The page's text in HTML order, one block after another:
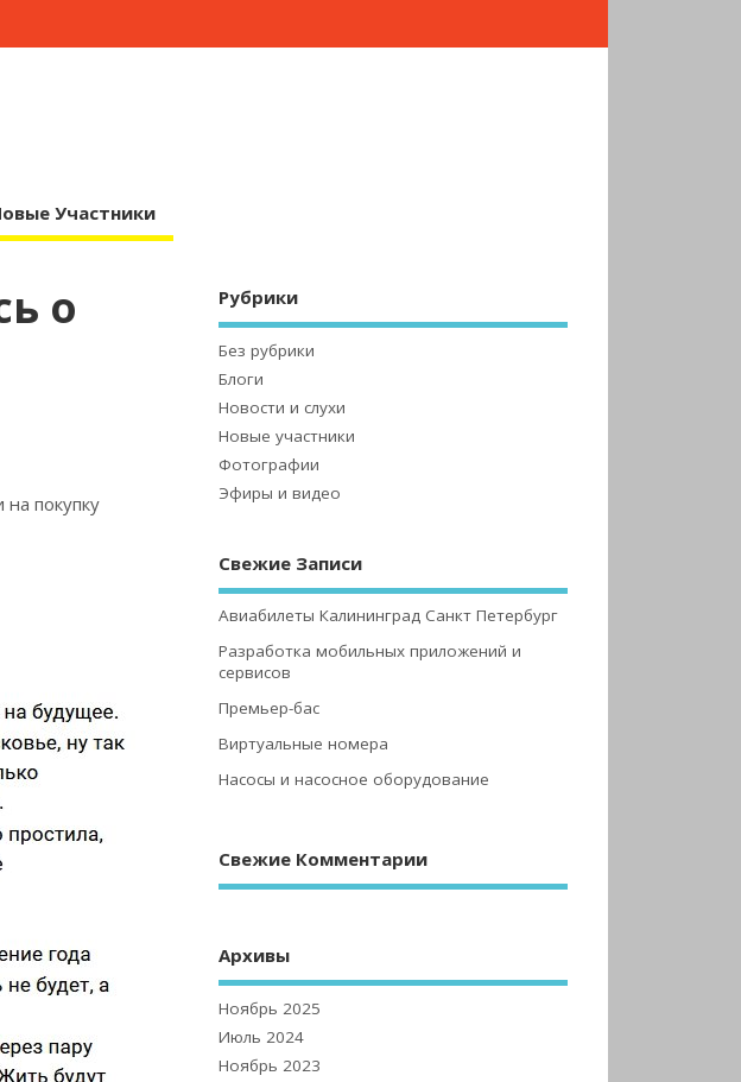
Участники
о
покупку
Рубрики
Без рубрики
Блоги
Новости и слухи
Новые участники
Фотографии
Эфиры и видео
Свежие Записи
Авиабилеты Калининград Санкт Петербург
Разработка мобильных приложений и
сервисов
Премьер-бас
Виртуальные номера
Насосы и насосное оборудование
Свежие Комментарии
Архивы
Ноябрь 2025
Июль 2024
Ноябрь 2023